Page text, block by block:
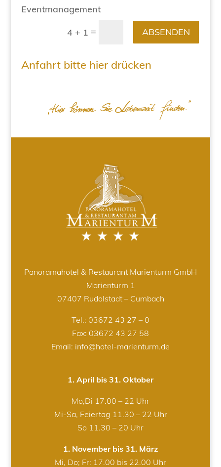
Eventmanagement
4 + 1 = ABSENDEN
Anfahrt bitte hier drücken
Panoramahotel & Restaurant Marienturm GmbH
Marienturm 1
07407 Rudolstadt – Cumbach
Tel.: 03672 43 27 – 0
Fax: 03672 43 27 58
Email: info@hotel-marienturm.de
1. April bis 31. Oktober
Mo,Di 17.00 – 22 Uhr
Mi-Sa, Feiertag 11.30 – 22 Uhr
So 11.30 – 20 Uhr
1. November bis 31. März
Mi, Do; Fr: 17.00 bis 22.00 Uhr